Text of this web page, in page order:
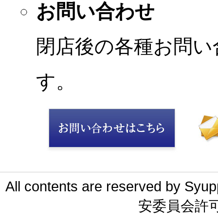
お問い合わせ
閉店後の各種お問
す。
All contents are reserved by
安委員会許